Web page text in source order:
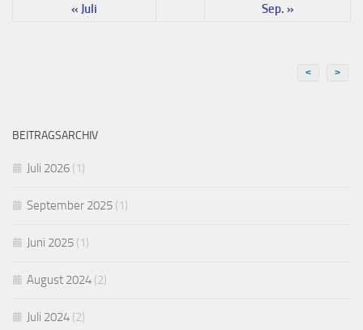
« Juli
Sep. »
< >
BEITRAGSARCHIV
Juli 2026 (1)
September 2025 (1)
Juni 2025 (1)
August 2024 (2)
Juli 2024 (2)